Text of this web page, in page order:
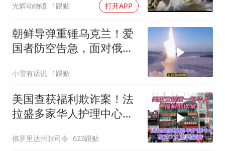
光辉动物暖 1跟贴 打开APP
朝鲜导弹重锤乌克兰！爱
国者防空告急，面对俄朝
绝望？
小雪有话说 1跟贴
美国查获福利欺诈案！法
拉盛多家华人护理中心欺
佛罗里达州张司令 623跟贴